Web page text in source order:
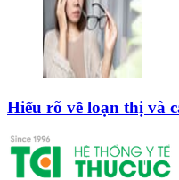
Hiểu rõ về loạn thị và